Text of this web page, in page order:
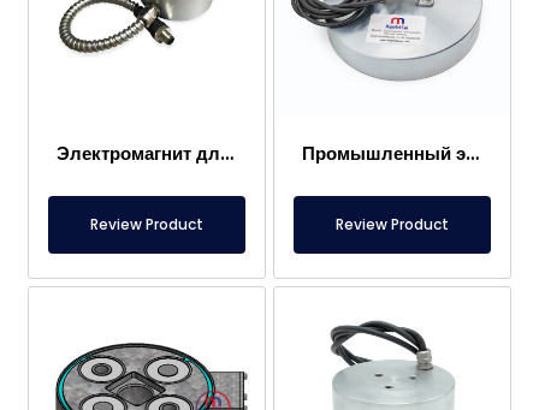
Электромагнит для роботов
Review Product
Промышленный электромагнит Ø300×60 мм
Review Product